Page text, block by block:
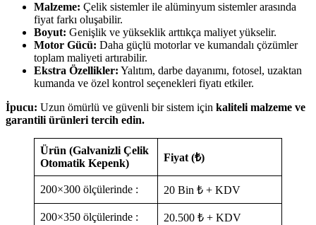
Malzeme: Çelik sistemler ile alüminyum sistemler arasında
fiyat farkı oluşabilir.
Boyut: Genişlik ve yükseklik arttıkça maliyet yükselir.
Motor Gücü: Daha güçlü motorlar ve kumandalı çözümler
toplam maliyeti artırabilir.
Ekstra Özellikler: Yalıtım, darbe dayanımı, fotosel, uzaktan
kumanda ve özel kontrol seçenekleri fiyatı etkiler.
İpucu: Uzun ömürlü ve güvenli bir sistem için kaliteli malzeme ve
garantili ürünleri tercih edin.
Ürün (Galvanizli Çelik
Otomatik Kepenk)
Fiyat (₺)
200×300 ölçülerinde : 20 Bin ₺ + KDV
200×350 ölçülerinde : 20.500 ₺ + KDV